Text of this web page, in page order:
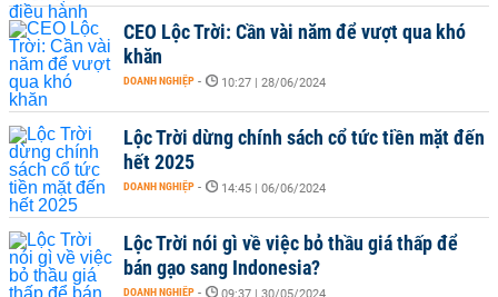
CEO Lộc Trời: Cần vài năm để vượt qua khó
khăn
DOANH NGHIỆP - 10:27 | 28/06/2024
Lộc Trời dừng chính sách cổ tức tiền mặt đến
hết 2025
DOANH NGHIỆP - 14:45 | 06/06/2024
Lộc Trời nói gì về việc bỏ thầu giá thấp để
bán gạo sang Indonesia?
DOANH NGHIỆP -